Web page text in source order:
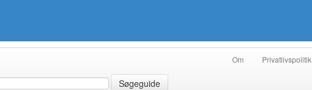
Om Privatlivspolitik
Søgeguide